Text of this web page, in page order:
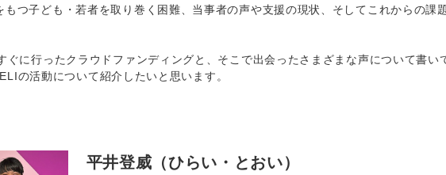
つ子ども・若者を取り巻く困難、当事者の声や支援の現状、そしてこれからの課
に行ったクラウドファンディングと、そこで出会ったさまざまな声について書い
の活動について紹介したいと思います。
平井登威（ひらい・とおい）